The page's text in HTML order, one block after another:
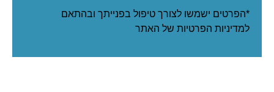
*הפרטים ישמשו לצורך טיפול בפנייתך ובהתאם
למדיניות הפרטיות של האתר